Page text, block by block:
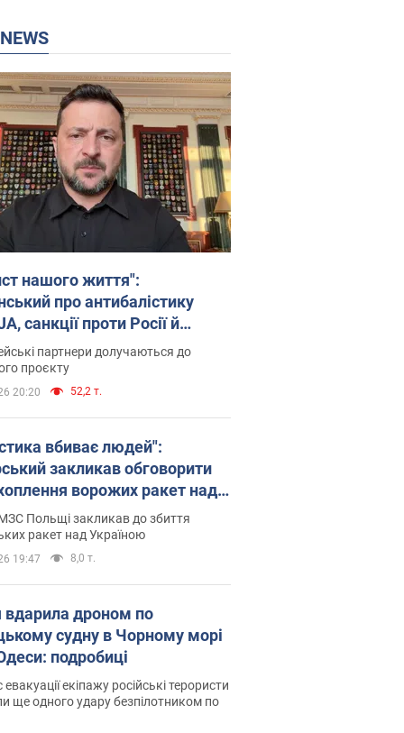
NEWS
нашого життя":
про антибалістику
санкції проти Росії й
аграріїв. Відео
партнери долучаються до
проєкту
20:20 52,2 т.
вбиває людей":
закликав обговорити
ворожих ракет над
Польщі закликав до збиття
ракет над Україною
19:47 8,0 т.
вдарила дроном по
судну в Чорному морі
подробиці
евакуації екіпажу російські терористи
ще одного удару безпілотником по